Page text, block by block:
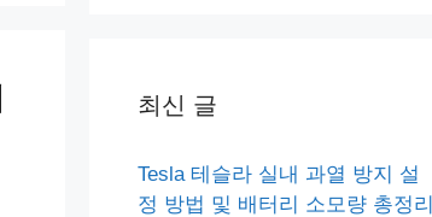
최신 글
Tesla 테슬라 실내 과열 방지 설
정 방법 및 배터리 소모량 총정리